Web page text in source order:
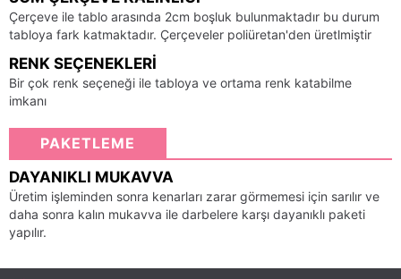
Çerçeve ile tablo arasında 2cm boşluk bulunmaktadır bu durum
tabloya fark katmaktadır. Çerçeveler poliüretan'den üretlmiştir
RENK SEÇENEKLERI
Bir çok renk seçeneği ile tabloya ve ortama renk katabilme
imkanı
PAKETLEME
DAYANIKLI MUKAVVA
Üretim işleminden sonra kenarları zarar görmemesi için sarılır ve
daha sonra kalın mukavva ile darbelere karşı dayanıklı paketi
yapılır.